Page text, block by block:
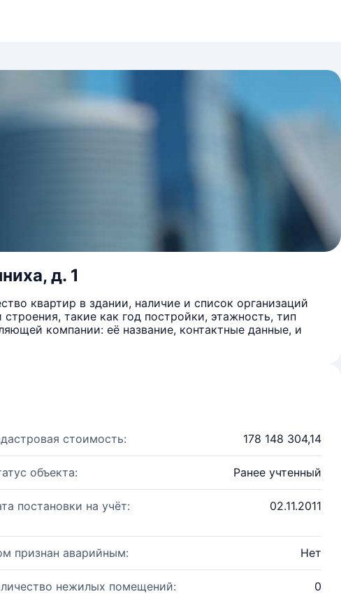
д. 1
квартир в здании, наличие и список организаций
такие как год постройки, этажность, тип
компании: её название, контактные данные, и
стоимость: 178 148 304,14
объекта: Ранее учтенный
постановки на учёт: 02.11.2011
признан аварийным: Нет
нежилых помещений: 0